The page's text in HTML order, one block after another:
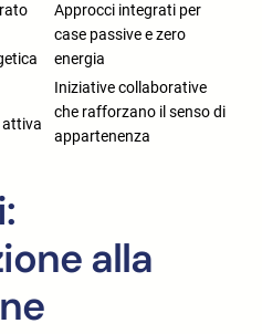
Approcci integrati per
case passive e zero
energia
attiva
Iniziative collaborative
che rafforzano il senso di
appartenenza
alla